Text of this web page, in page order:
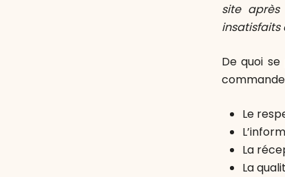
site après
insatisfaits
De quoi
Le
La
La